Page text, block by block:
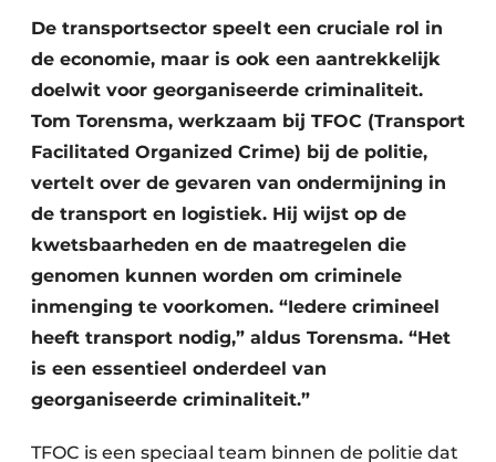
De transportsector speelt een cruciale rol in
de economie, maar is ook een aantrekkelijk
doelwit voor georganiseerde criminaliteit.
Tom Torensma, werkzaam bij TFOC (Transport
Facilitated Organized Crime) bij de politie,
vertelt over de gevaren van ondermijning in
de transport en logistiek. Hij wijst op de
kwetsbaarheden en de maatregelen die
genomen kunnen worden om criminele
inmenging te voorkomen. “Iedere crimineel
heeft transport nodig,” aldus Torensma. “Het
is een essentieel onderdeel van
georganiseerde criminaliteit.”
TFOC is een speciaal team binnen de politie dat